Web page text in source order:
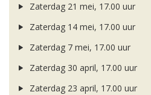
Zaterdag 21 mei, 17.00 uur
Zaterdag 14 mei, 17.00 uur
Zaterdag 7 mei, 17.00 uur
Zaterdag 30 april, 17.00 uur
Zaterdag 23 april, 17.00 uur